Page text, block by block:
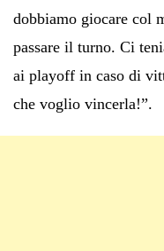
dobbiamo giocare col
passare il turno. Ci
ai playoff in caso di
che voglio vincerla!”.